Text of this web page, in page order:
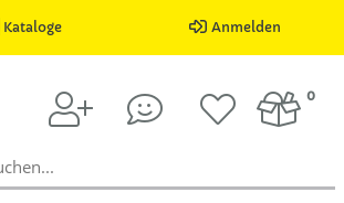
Kataloge Anmelden
0